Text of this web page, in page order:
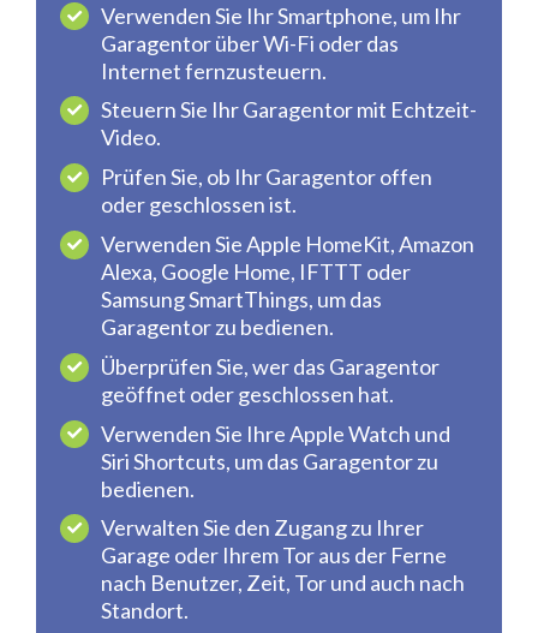
Verwenden Sie Ihr Smartphone, um Ihr
Garagentor über Wi-Fi oder das
Internet fernzusteuern.
Steuern Sie Ihr Garagentor mit Echtzeit-
Video.
Prüfen Sie, ob Ihr Garagentor offen
oder geschlossen ist.
Verwenden Sie Apple HomeKit, Amazon
Alexa, Google Home, IFTTT oder
Samsung SmartThings, um das
Garagentor zu bedienen.
Überprüfen Sie, wer das Garagentor
geöffnet oder geschlossen hat.
Verwenden Sie Ihre Apple Watch und
Siri Shortcuts, um das Garagentor zu
bedienen.
Verwalten Sie den Zugang zu Ihrer
Garage oder Ihrem Tor aus der Ferne
nach Benutzer, Zeit, Tor und auch nach
Standort.